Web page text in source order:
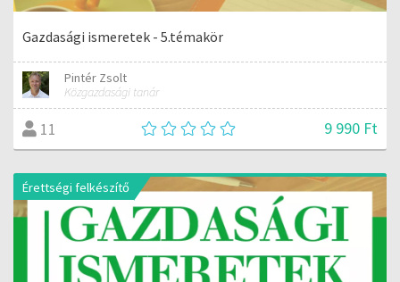
Gazdasági ismeretek - 5.témakör
Pintér Zsolt
Közgazdasági tanár
11 9 990 Ft
Érettségi felkészítő